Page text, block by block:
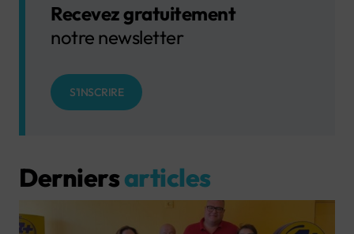
Recevez gratuitement
notre newsletter
S'INSCRIRE
Derniersarticles